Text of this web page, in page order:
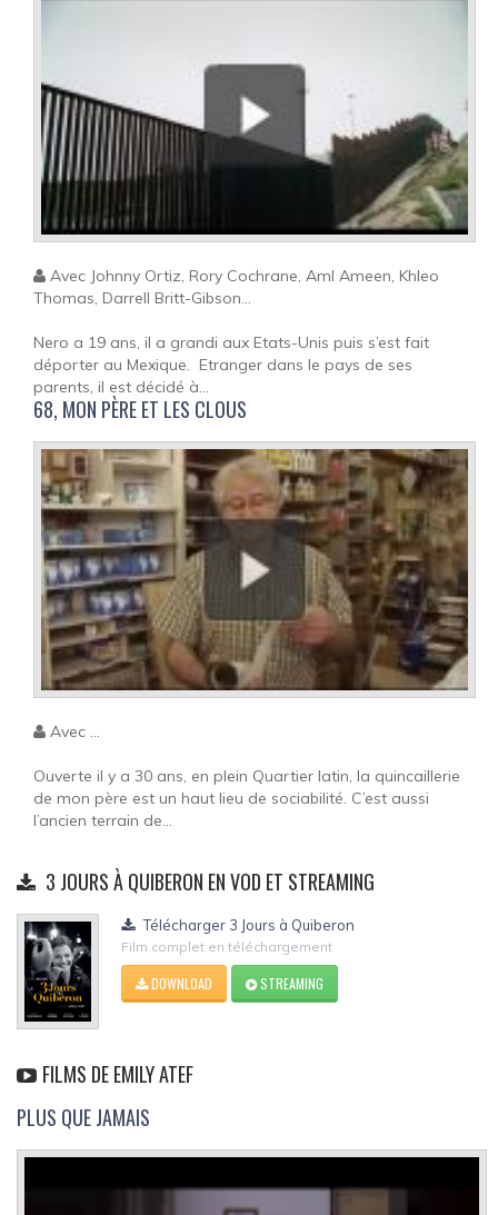
Avec Johnny Ortiz, Rory Cochrane, Aml Ameen, Khleo
Thomas, Darrell Britt-Gibson...
Nero a 19 ans, il a grandi aux Etats-Unis puis s’est fait
déporter au Mexique. Etranger dans le pays de ses
parents, il est décidé à...
68, MON PÈRE ET LES CLOUS
Avec ...
Ouverte il y a 30 ans, en plein Quartier latin, la quincaillerie
de mon père est un haut lieu de sociabilité. C’est aussi
l’ancien terrain de...
3 JOURS À QUIBERON EN VOD ET STREAMING
Télécharger 3 Jours à Quiberon
Film complet en téléchargement
DOWNLOAD STREAMING
FILMS DE EMILY ATEF
PLUS QUE JAMAIS